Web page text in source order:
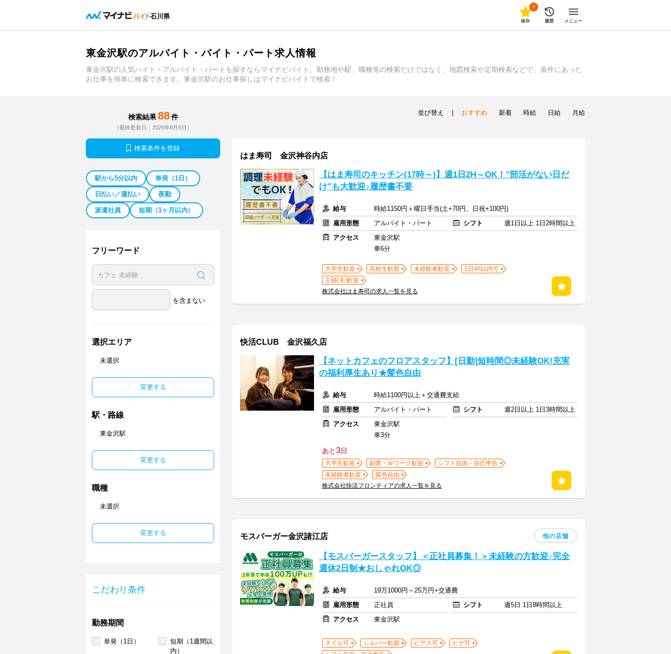
石川県
0
保存 履歴 メニュー
東金沢駅のアルバイト・バイト・パート求人情報
東金沢駅の人気バイト・アルバイト・パートを探すならマイナビバイト。勤務地や駅、職種等の検索だけではなく、地図検索や定期検索などで、条件にあった
お仕事を簡単に検索できます。東金沢駅のお仕事探しはマイナビバイトで検索！
検索結果 88 件
（最終更新日：2026年8月6日）
検索条件を登録
駅から5分以内 単発（1日）
日払い／週払い 夜勤
派遣社員 短期（1ヶ月以内）
フリーワード
を含まない
選択エリア
未選択
変更する
駅・路線
東金沢駅
変更する
職種
未選択
変更する
こだわり条件
勤務期間
単発（1日）
短期（1週間以
内）
並び替え おすすめ 新着 時給 日給 月給
はま寿司 金沢神谷内店
【はま寿司のキッチン(17時～)】週1日2H～OK！"部活がない日だ
け"も大歓迎♪履歴書不要
給与
時給1150円＋曜日手当(土+70円、日祝+100円)
雇用形態
アルバイト・パート シフト
週1日以上 1日2時間以上
アクセス
東金沢駅
車6分
大学生歓迎 高校生歓迎 未経験者歓迎
1日4h以内可
主婦(夫)歓迎
株式会社はま寿司の求人一覧を見る
快活CLUB 金沢福久店
【ネットカフェのフロアスタッフ】[日勤]短時間◎未経験OK!充実
の福利厚生あり★髪色自由
給与
時給1100円以上＋交通費支給
雇用形態
アルバイト・パート シフト
週2日以上 1日3時間以上
アクセス
東金沢駅
車3分
あと3日
大学生歓迎 副業・Ｗワーク歓迎
シフト自由・自己申告
未経験者歓迎
髪色自由
株式会社快活フロンティアの求人一覧を見る
モスバーガー金沢諸江店 他の店舗
【モスバーガースタッフ】＜正社員募集！＞未経験の方歓迎♪完全
週休2日制★おしゃれOK◎
給与
19万1000円～25万円+交通費
雇用形態
正社員 シフト
週5日 1日8時間以上
アクセス
東金沢駅
ネイル可 シルバー歓迎 ピアス可
ヒゲ可